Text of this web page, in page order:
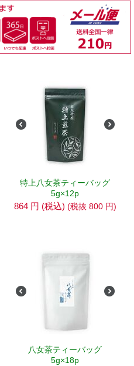
特上八女茶ティーバッグ
5g×12p
864 円 (税込) (税抜 800 円)
八女茶ティーバッグ
5g×18p